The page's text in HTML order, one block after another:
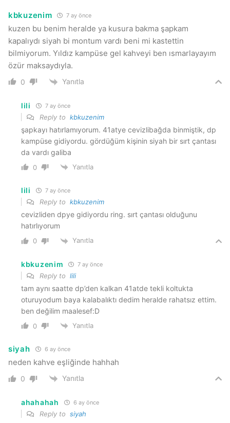
kbkuzenim 7 ay önce
kuzen bu benim heralde ya kusura bakma şapkam
kapalıydı siyah bi montum vardı beni mi kastettin
bilmiyorum. Yıldız kampüse gel kahveyi ben ısmarlayayım
özür maksaydıyla.
0 Yanıtla
lili 7 ay önce
Reply to kbkuzenim
şapkayı hatırlamıyorum. 41atye cevizlibağda binmiştik, dp
kampüse gidiyordu. gördüğüm kişinin siyah bir sırt çantası
da vardı galiba
0 Yanıtla
lili 7 ay önce
Reply to kbkuzenim
cevizliden dpye gidiyordu ring. sırt çantası olduğunu
hatırlıyorum
0 Yanıtla
kbkuzenim 7 ay önce
Reply to lili
tam aynı saatte dp’den kalkan 41atde tekli koltukta
oturuyodum baya kalabalıktı dedim heralde rahatsız ettim.
ben değilim maalesef:D
0 Yanıtla
siyah 6 ay önce
neden kahve eşliğinde hahhah
0 Yanıtla
ahahahah 6 ay önce
Reply to siyah